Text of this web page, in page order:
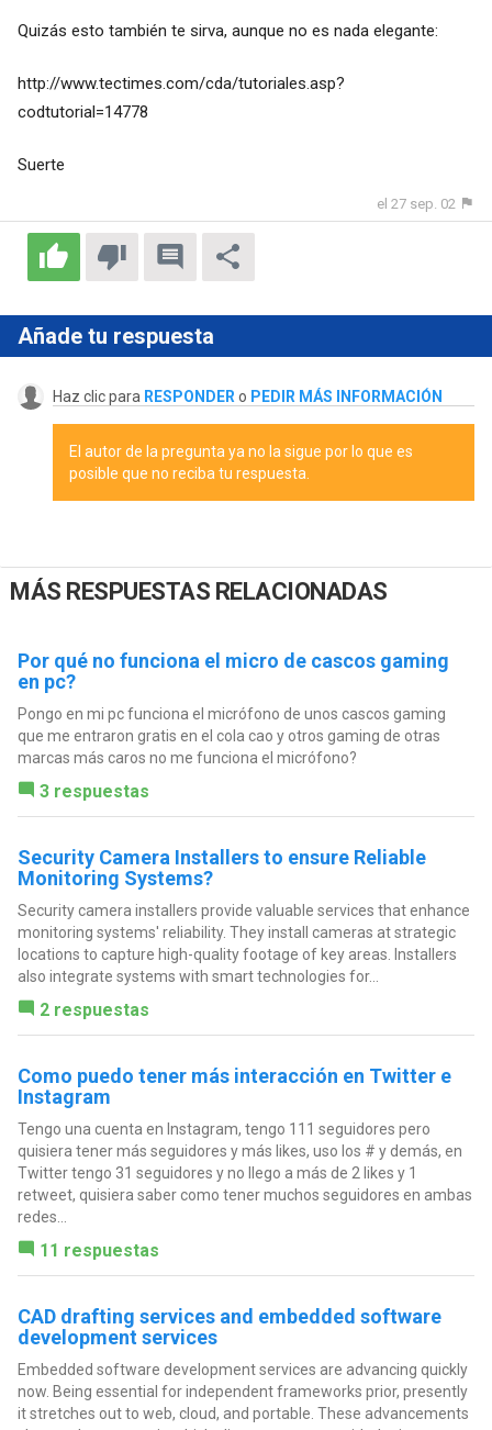
Quizás esto también te sirva, aunque no es nada elegante:
http://www.tectimes.com/cda/tutoriales.asp?
codtutorial=14778
Suerte
el 27 sep. 02
Añade tu respuesta
Haz clic para RESPONDER o PEDIR MÁS INFORMACIÓN
El autor de la pregunta ya no la sigue por lo que es
posible que no reciba tu respuesta.
MÁS RESPUESTAS RELACIONADAS
Por qué no funciona el micro de cascos gaming
en pc?
Pongo en mi pc funciona el micrófono de unos cascos gaming
que me entraron gratis en el cola cao y otros gaming de otras
marcas más caros no me funciona el micrófono?
3 respuestas
Security Camera Installers to ensure Reliable
Monitoring Systems?
Security camera installers provide valuable services that enhance
monitoring systems' reliability. They install cameras at strategic
locations to capture high-quality footage of key areas. Installers
also integrate systems with smart technologies for...
2 respuestas
Como puedo tener más interacción en Twitter e
Instagram
Tengo una cuenta en Instagram, tengo 111 seguidores pero
quisiera tener más seguidores y más likes, uso los # y demás, en
Twitter tengo 31 seguidores y no llego a más de 2 likes y 1
retweet, quisiera saber como tener muchos seguidores en ambas
redes...
11 respuestas
CAD drafting services and embedded software
development services
Embedded software development services are advancing quickly
now. Being essential for independent frameworks prior, presently
it stretches out to web, cloud, and portable. These advancements